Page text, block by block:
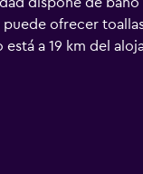
ofrecer
a 19 km del